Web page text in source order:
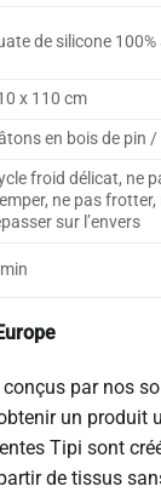
de silicone
x 110 cm
en bois de pin
froid délicat, ne
ne pas frotter,
sur l’envers
par nos
un produit
Tipi sont
de tissus